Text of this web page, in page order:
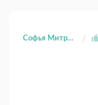
Софья Митрофанова